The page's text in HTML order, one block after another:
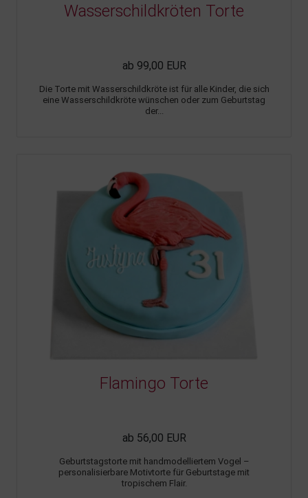
Wasserschildkröten Torte
ab 99,00 EUR
Die Torte mit Wasserschildkröte ist für alle Kinder, die sich
eine Wasserschildkröte wünschen oder zum Geburtstag
der...
Flamingo Torte
ab 56,00 EUR
Geburtstagstorte mit handmodelliertem Vogel –
personalisierbare Motivtorte für Geburtstage mit
tropischem Flair.